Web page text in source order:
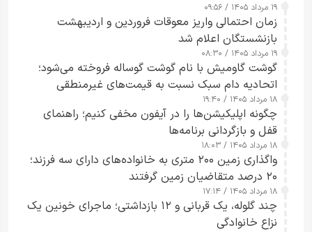
۱۹ مرداد ۱۴۰۵ / ۰۹:۵۶
زمان احتمالی واریز معوقات فروردین و اردیبهشت
بازنشستگان اعلام شد
۱۹ مرداد ۱۴۰۵ / ۰۸:۳۰
گوشت گاومیش با نام گوشت گوساله فروخته می‌شود؛
اتحادیه دام سبک نسبت به قیمت‌های غیرمنطقی
هشدار داد
۱۸ مرداد ۱۴۰۵ / ۱۹:۴۰
چگونه اپلیکیشن‌ها را در آیفون مخفی کنیم؛ راهنمای
قفل و بازگردانی برنامه‌ها
۱۸ مرداد ۱۴۰۵ / ۱۸:۰۳
واگذاری زمین ۲۰۰ متری به خانواده‌های دارای سه فرزند؛
۲۰ درصد متقاضیان زمین گرفتند
۱۸ مرداد ۱۴۰۵ / ۱۷:۱۴
چند گلوله، یک قربانی و ۱۲ بازداشتی؛ ماجرای خونین یک
نزاع خانوادگی